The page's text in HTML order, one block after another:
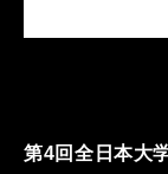
第4回全日本大